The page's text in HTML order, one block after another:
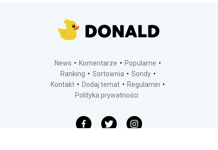
News Komentarze
Popularne
Ranking
Sortownia
Sondy
Kontakt
Dodaj temat
Regulamin
Polityka prywatności